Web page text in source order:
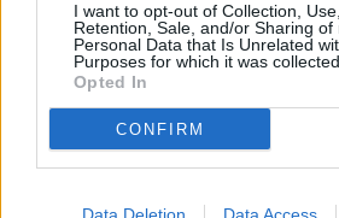
I want to opt-out of Collection, Use,
Retention, Sale, and/or Sharing of
Personal Data that Is Unrelated
Purposes for which it was collected.
Opted In
CONFIRM
Έτσι ξενοιάζεις: To
διώχνει μύγες και κουνούπια
Μην απαντήσετε ποτέ: Το